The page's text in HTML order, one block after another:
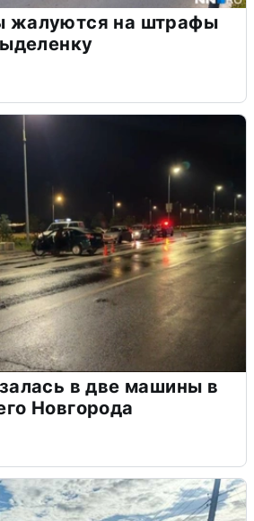
жалуются на штрафы
в две машины в
Новгорода